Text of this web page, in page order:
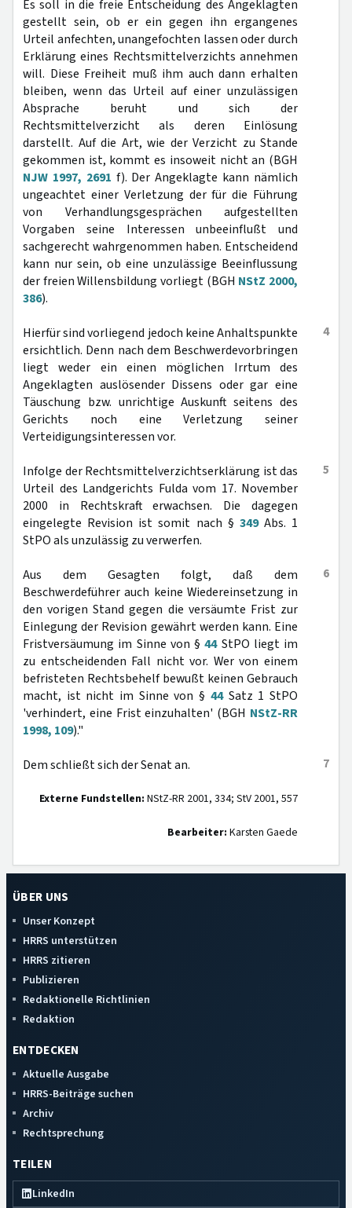
Es soll in die freie Entscheidung des Angeklagten
gestellt sein, ob er ein gegen ihn ergangenes
Urteil anfechten, unangefochten lassen oder durch
Erklärung eines Rechtsmittelverzichts annehmen
will. Diese Freiheit muß ihm auch dann erhalten
bleiben, wenn das Urteil auf einer unzulässigen
Absprache beruht und sich der
Rechtsmittelverzicht als deren Einlösung
darstellt. Auf die Art, wie der Verzicht zu Stande
gekommen ist, kommt es insoweit nicht an (BGH
NJW 1997, 2691 f). Der Angeklagte kann nämlich
ungeachtet einer Verletzung der für die Führung
von Verhandlungsgesprächen aufgestellten
Vorgaben seine Interessen unbeeinflußt und
sachgerecht wahrgenommen haben. Entscheidend
kann nur sein, ob eine unzulässige Beeinflussung
der freien Willensbildung vorliegt (BGH NStZ 2000,
386).
4
Hierfür sind vorliegend jedoch keine Anhaltspunkte
ersichtlich. Denn nach dem Beschwerdevorbringen
liegt weder ein einen möglichen Irrtum des
Angeklagten auslösender Dissens oder gar eine
Täuschung bzw. unrichtige Auskunft seitens des
Gerichts noch eine Verletzung seiner
Verteidigungsinteressen vor.
5
Infolge der Rechtsmittelverzichtserklärung ist das
Urteil des Landgerichts Fulda vom 17. November
2000 in Rechtskraft erwachsen. Die dagegen
eingelegte Revision ist somit nach § 349Abs. 1
StPO als unzulässig zu verwerfen.
6
Aus dem Gesagten folgt, daß dem
Beschwerdeführer auch keine Wiedereinsetzung in
den vorigen Stand gegen die versäumte Frist zur
Einlegung der Revision gewährt werden kann. Eine
Fristversäumung im Sinne von §44StPO liegt im
zu entscheidenden Fall nicht vor. Wer von einem
befristeten Rechtsbehelf bewußt keinen Gebrauch
macht, ist nicht im Sinne von § 44Satz 1 StPO
'verhindert, eine Frist einzuhalten' (BGH NStZ-RR
1998, 109)."
7
Dem schließt sich der Senat an.
Externe Fundstellen: NStZ-RR 2001, 334; StV 2001, 557
Bearbeiter: Karsten Gaede
ÜBER UNS
Unser Konzept
HRRS unterstützen
HRRS zitieren
Publizieren
Redaktionelle Richtlinien
Redaktion
ENTDECKEN
Aktuelle Ausgabe
HRRS-Beiträge suchen
Archiv
Rechtsprechung
TEILEN
LinkedIn